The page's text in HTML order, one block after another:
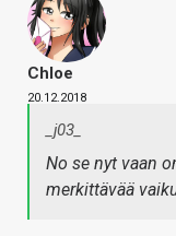
Chloe
20.12.2018
_j03_
No se nyt vaan
merkittävää